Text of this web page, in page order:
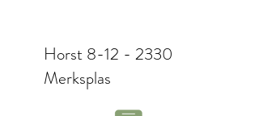
Horst 8-12 - 2330
Merksplas